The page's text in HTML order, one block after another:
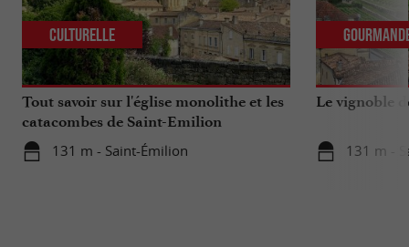
Tout savoir sur l'église monolithe et les
catacombes de Saint-Emilion
131 m - Saint-Émilion
Culturelle
Le vignoble
131 m -